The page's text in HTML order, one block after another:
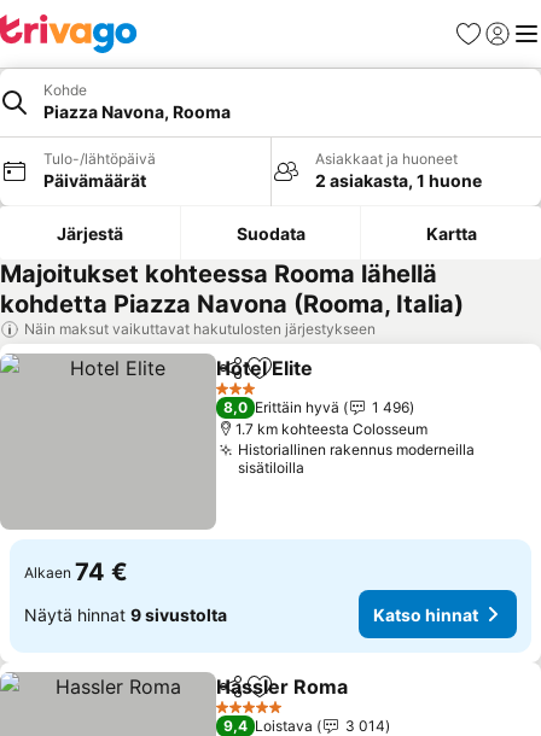
Suosikit
Kohde
Piazza Navona, Rooma
Tulo-/lähtöpäivä
Päivämäärät
Asiakkaat ja huoneet
2 asiakasta, 1 huone
Järjestä Suodata Kartta
Majoitukset kohteessa Rooma lähellä
kohdetta Piazza Navona (Rooma, Italia)
Näin maksut vaikuttavat hakutulosten järjestykseen
Jaa Lisää suosikkeihin
Hotel Elite
3 Tähtiluokitus
8,0 Erittäin hyvä
1 496
1.7 km kohteesta Colosseum
Historiallinen rakennus moderneilla
sisätiloilla
Alkaen 74 €
Näytä hinnat 9 sivustolta Katso hinnat
Jaa Lisää suosikkeihin
Hassler Roma
5 Tähtiluokitus
9,4 Loistava
3 014